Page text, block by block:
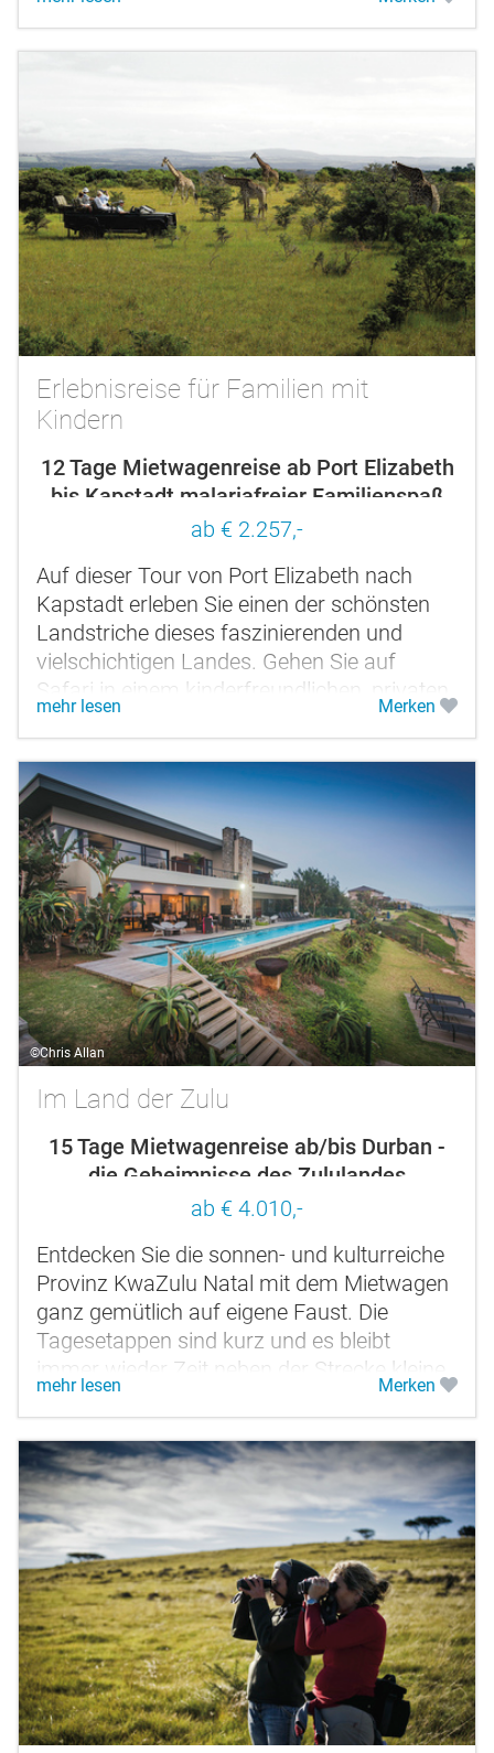
Genießen Sie einen Badeaufenthalt am
tropischen...
Erlebnisreise für Familien mit
Kindern
12 Tage Mietwagenreise ab Port Elizabeth
bis Kapstadt malariafreier Familienspaß
ab € 2.257,-
Auf dieser Tour von Port Elizabeth nach
Kapstadt erleben Sie einen der schönsten
Landstriche dieses faszinierenden und
vielschichtigen Landes. Gehen Sie auf
Safari in einem kinderfreundlichen, privaten
und malariafreien Wildpark und finden...
mehr lesen Merken
©Chris Allan
Im Land der Zulu
15 Tage Mietwagenreise ab/bis Durban -
die Geheimnisse des Zululandes
entdecken
ab € 4.010,-
Entdecken Sie die sonnen- und kulturreiche
Provinz KwaZulu Natal mit dem Mietwagen
ganz gemütlich auf eigene Faust. Die
Tagesetappen sind kurz und es bleibt
immer wieder Zeit neben der Strecke kleine
Besichtigungen zu machen und die Natur...
mehr lesen Merken